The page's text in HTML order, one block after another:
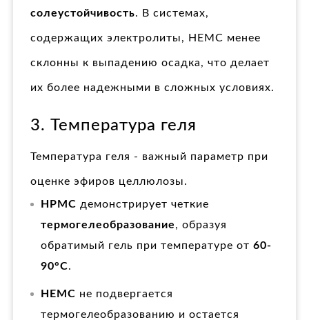
солеустойчивость. В системах,
содержащих электролиты, HEMC менее
склонны к выпадению осадка, что делает
их более надежными в сложных условиях.
3. Температура геля
Температура геля - важный параметр при
оценке эфиров целлюлозы.
HPMC демонстрирует четкие
термогелеобразование, образуя
обратимый гель при температуре от 60-
90°C.
HEMC не подвергается
термогелеобразованию и остается